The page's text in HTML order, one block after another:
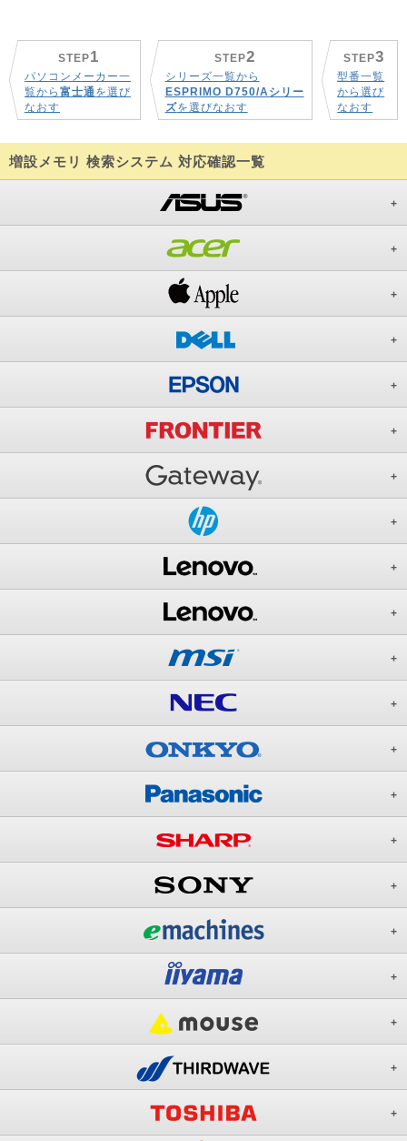
STEP1
パソコンメーカー一
覧から 富士通 を選び
なおす
STEP2
シリーズ一覧から
ESPRIMO D750/Aシリー
ズを選びなおす
STEP3
型番一覧
から選び
なおす
増設メモリ 検索システム 対応確認一覧